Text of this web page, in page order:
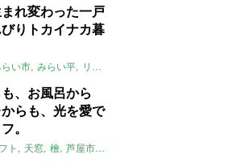
れ変わった一戸
りトカイナカ暮
い市 みらい平 リノベーション
、お風呂から
らも、光を愛で
。
ト 天窓 檜 芦屋市 バスルーム